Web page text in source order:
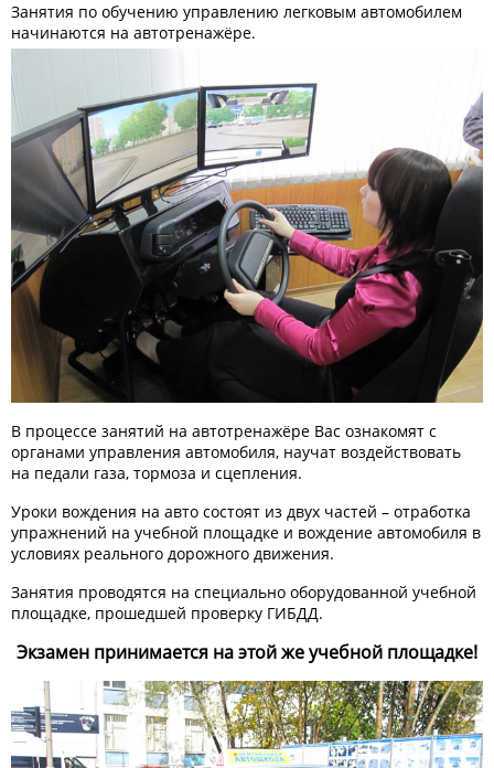
Занятия по обучению управлению легковым автомобилем
начинаются на автотренажёре.
В процессе занятий на автотренажёре Вас ознакомят с
органами управления автомобиля, научат воздействовать
на педали газа, тормоза и сцепления.
Уроки вождения на авто состоят из двух частей – отработка
упражнений на учебной площадке и вождение автомобиля в
условиях реального дорожного движения.
Занятия проводятся на специально оборудованной учебной
площадке, прошедшей проверку ГИБДД.
Экзамен принимается на этой же учебной площадке!